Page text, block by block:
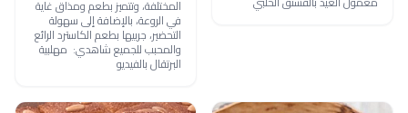
المختلفة، وتتميز بطعم ومذاق غاية
في الروعة، بالإضافة إلى سهولة
التحضير، جربيها بطعم الكاسترد الرائع
والمحبب للجميع شاهدي: مهلبية
البرتقال بالفيديو